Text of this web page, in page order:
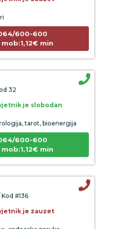
600-600
min
32
je slobodan
tarot, bioenergija
600-600
min
Kod #136
je zauzet
anđeoske poruke